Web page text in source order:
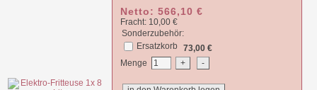
Netto: 566,10 €
Fracht: 10,00 €
Sonderzubehör:
Ersatzkorb 73,00 €
Menge